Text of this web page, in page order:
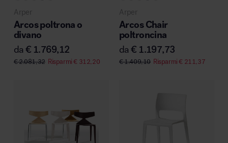
Arper
Arcos poltrona o
divano
da€ 1.769,12
€2.081,32 Risparmi€312,20
Arper
Arcos Chair
poltroncina
da€ 1.197,73
€1.409,10 Risparmi€ 211,37